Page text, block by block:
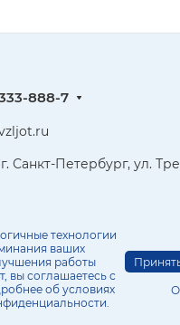
888-7
г. Санкт-Петербург, ул.
Политика
технологии
ваших
работы
вы соглашаетесь с
об условиях